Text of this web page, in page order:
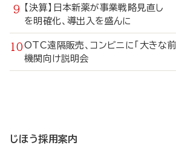
【決算】日本新薬が事業戦略見直
を明確化、導出入を盛んに
OTC遠隔販売、コンビニに「大き
機関向け説明会
じほう採用案内